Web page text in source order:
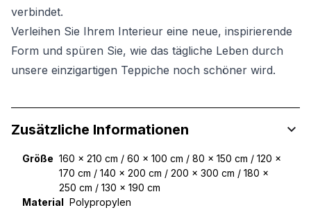
verbindet.
Verleihen Sie Ihrem Interieur eine neue, inspirierende
Form und spüren Sie, wie das tägliche Leben durch
unsere einzigartigen Teppiche noch schöner wird.
Zusätzliche Informationen
Größe 160 x 210 cm / 60 x 100 cm / 80 x 150 cm / 120 x
170 cm / 140 x 200 cm / 200 x 300 cm / 180 x
250 cm / 130 x 190 cm
Material Polypropylen